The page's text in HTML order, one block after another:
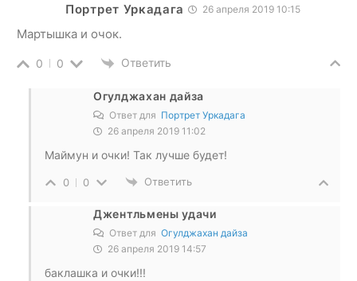
Портрет Уркадага 26 апреля 2019 10:15
Мартышка и очок.
0 0 Ответить
Огулджахан дайза
Ответ для Портрет Уркадага
26 апреля 2019 11:02
Маймун и очки! Так лучше будет!
0 0 Ответить
Джентльмены удачи
Ответ для Огулджахан дайза
26 апреля 2019 14:57
баклашка и очки!!!